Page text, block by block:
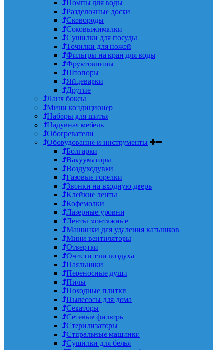
Помпы для воды
Разделочные доски
Сковороды
Соковыжималки
Сушилки для посуды
Точилки для ножей
Фильтры на кран для воды
Фруктовницы
Штопоры
Яйцеварки
Другие
Ланч боксы
Мини кондиционер
Наборы для шитья
Надувная мебель
Обогреватели
Оборудование и инструменты
Болгарки
Вакууматоры
Воздуходувки
Газовые горелки
Звонки на входную дверь
Клейкие ленты
Кофемолки
Лазерные уровни
Ленты монтажные
Машинки для удаления катышков
Мини вентиляторы
Отвертки
Очистители воздуха
Паяльники
Переносные души
Пилы
Походные плитки
Пылесосы для дома
Секаторы
Сетевые фильтры
Стерилизаторы
Стиральные машинки
Сушилки для белья